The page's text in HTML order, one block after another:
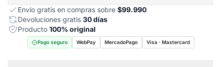
Envío gratis en compras sobre $99.990
Devoluciones gratis 30 días
Producto 100% original
Pago seguro WebPay MercadoPago Visa · Mastercard